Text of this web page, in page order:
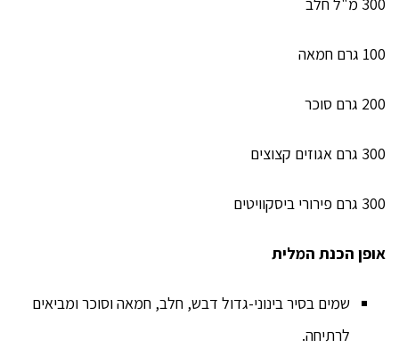
300 מ"ל חלב
100 גרם חמאה
200 גרם סוכר
300 גרם אגוזים קצוצים
300 גרם פירורי ביסקוויטים
אופן הכנת המלית
שמים בסיר בינוני-גדול דבש, חלב, חמאה וסוכר ומביאים
לרתיחה.